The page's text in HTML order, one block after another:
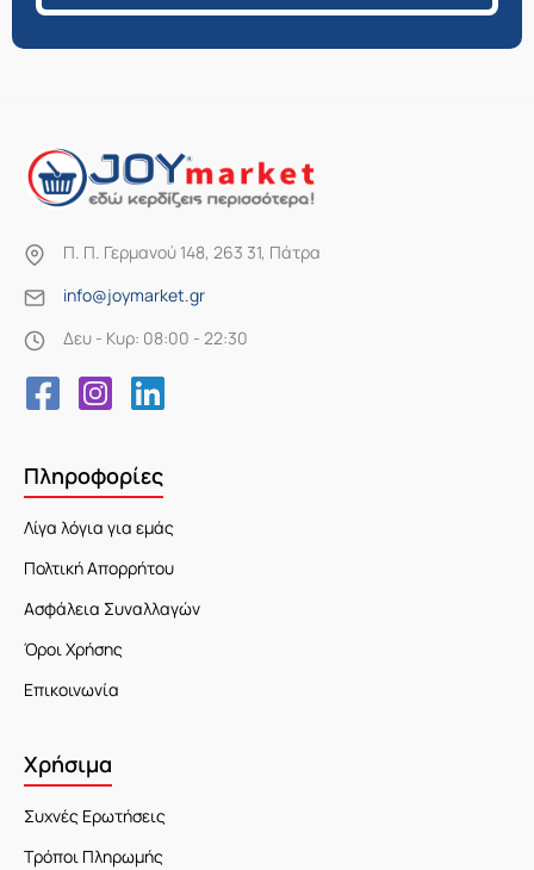
Π. Π. Γερμανού 148, 263 31, Πάτρα
info@joymarket.gr
Δευ - Κυρ: 08:00 - 22:30
Πληροφορίες
Λίγα λόγια για εμάς
Πολτική Απορρήτου
Ασφάλεια Συναλλαγών
Όροι Χρήσης
Επικοινωνία
Χρήσιμα
Συχνές Ερωτήσεις
Τρόποι Πληρωμής